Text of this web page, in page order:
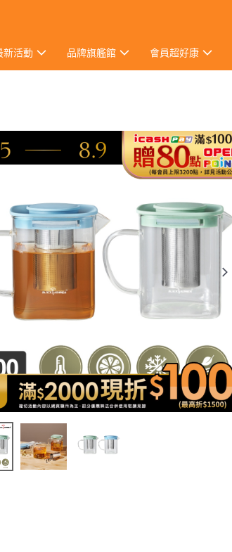
新活動 品牌旗艦館 會員超好康